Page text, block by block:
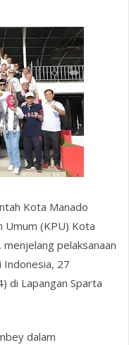
Kota Manado
Umum (KPU) Kota
pelaksanaan
Indonesia, 27
di Lapangan Sparta
dalam